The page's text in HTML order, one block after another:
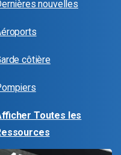
nouvelles
côtière
Toutes les